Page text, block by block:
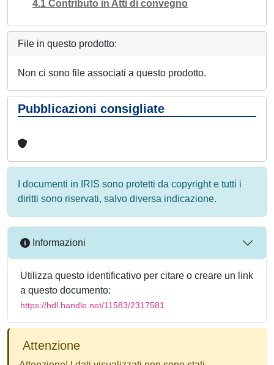
4.1 Contributo in Atti di convegno
File in questo prodotto:
Non ci sono file associati a questo prodotto.
Pubblicazioni consigliate
I documenti in IRIS sono protetti da copyright e tutti i
diritti sono riservati, salvo diversa indicazione.
Informazioni
Utilizza questo identificativo per citare o creare un link
a questo documento:
https://hdl.handle.net/11583/2317581
Attenzione